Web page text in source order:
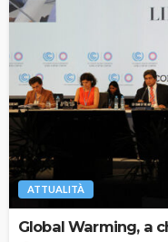
ATTUALITÀ
Global Warming, a